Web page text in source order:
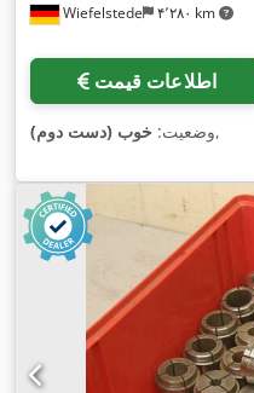
Wiefelstede ۴٬۲۸۰ km
اطلاعات قیمت
وضعیت: خوب (دست دوم) ,